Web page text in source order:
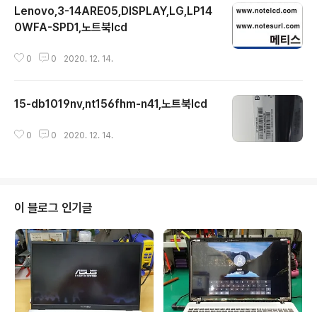
Lenovo,3-14ARE05,DISPLAY,LG,LP14
0WFA-SPD1,노트북lcd
0 0 2020. 12. 14.
15-db1019nv,nt156fhm-n41,노트북lcd
0 0 2020. 12. 14.
이 블로그 인기글